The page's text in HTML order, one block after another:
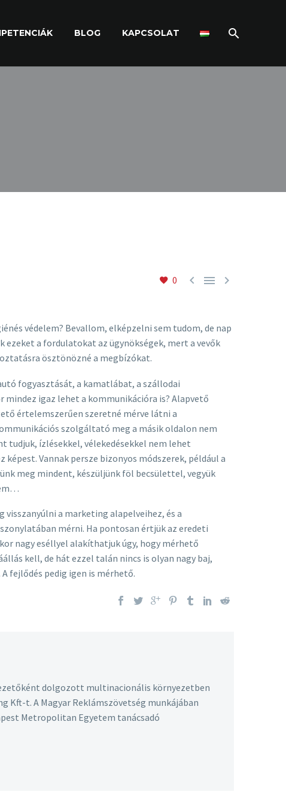
BLOG KAPCSOLAT
0   
védelem? Bevallom, elképzelni sem tudom, de nap
a fordulatokat az ügynökségek, mert a vevők
ösztönözné a megbízókat.
fogyasztását, a kamatlábat, a szállodai
igaz lehet a kommunikációra is? Alapvető
értelemszerűen szeretné mérve látni a
szolgáltató meg a másik oldalon nem
tudjuk, ízlésekkel, vélekedésekkel nem lehet
Vannak persze bizonyos módszerek, például a
meg mindent, készüljünk föl becsülettel, vegyük
visszanyúlni a marketing alapelveihez, és a
mérni. Ha pontosan értjük az eredeti
nagy eséllyel alakíthatjuk úgy, hogy mérhető
kell, de hát ezzel talán nincs is olyan nagy baj,
fejlődés pedig igen is mérhető.
dolgozott multinacionális környezetben
Kft-t. A Magyar Reklámszövetség munkájában
Metropolitan Egyetem tanácsadó